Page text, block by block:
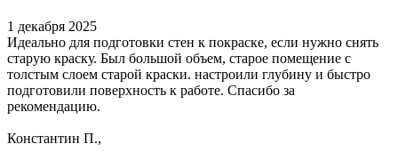
1 декабря 2025
Идеально для подготовки стен к покраске, если нужно снять
старую краску. Был большой объем, старое помещение с
толстым слоем старой краски. настроили глубину и быстро
подготовили поверхность к работе. Спасибо за
рекомендацию.
Константин П.,